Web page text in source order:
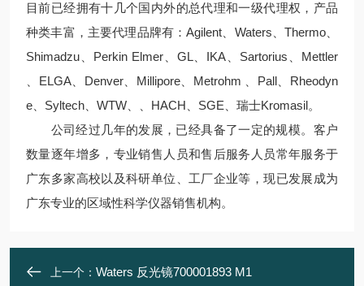
目前已经拥有十几个国内外的总代理和一级代理权，产品
种类丰富，主要代理品牌有：Agilent、Waters、Thermo、
Shimadzu、Perkin Elmer、GL、IKA、Sartorius、Mettler
、ELGA、Denver、Millipore、Metrohm 、Pall、Rheodyn
e、Syltech、WTW、、HACH、SGE、瑞士Kromasil。
公司经过几年的发展，已经具备了一定的规模。客户
数量逐年增多，专业销售人员和售后服务人员常年服务于
广东多家高校以及科研单位、工厂企业等，现已发展成为
广东专业的区域性科学仪器销售机构。
上一个： Waters 反光镜700001893 M1